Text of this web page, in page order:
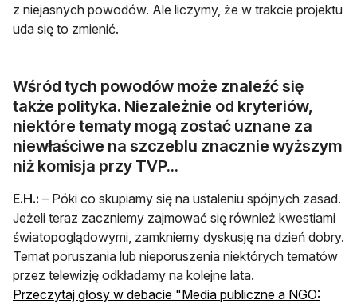
z niejasnych powodów. Ale liczymy, że w trakcie projektu
uda się to zmienić.
Wśród tych powodów może znaleźć się
także polityka. Niezależnie od kryteriów,
niektóre tematy mogą zostać uznane za
niewłaściwe na szczeblu znacznie wyższym
niż komisja przy TVP...
E.H.: – Póki co skupiamy się na ustaleniu spójnych zasad.
Jeżeli teraz zaczniemy zajmować się również kwestiami
światopoglądowymi, zamkniemy dyskusję na dzień dobry.
Temat poruszania lub nieporuszenia niektórych tematów
przez telewizję odkładamy na kolejne lata.
Przeczytaj głosy w debacie "Media publiczne a NGO: